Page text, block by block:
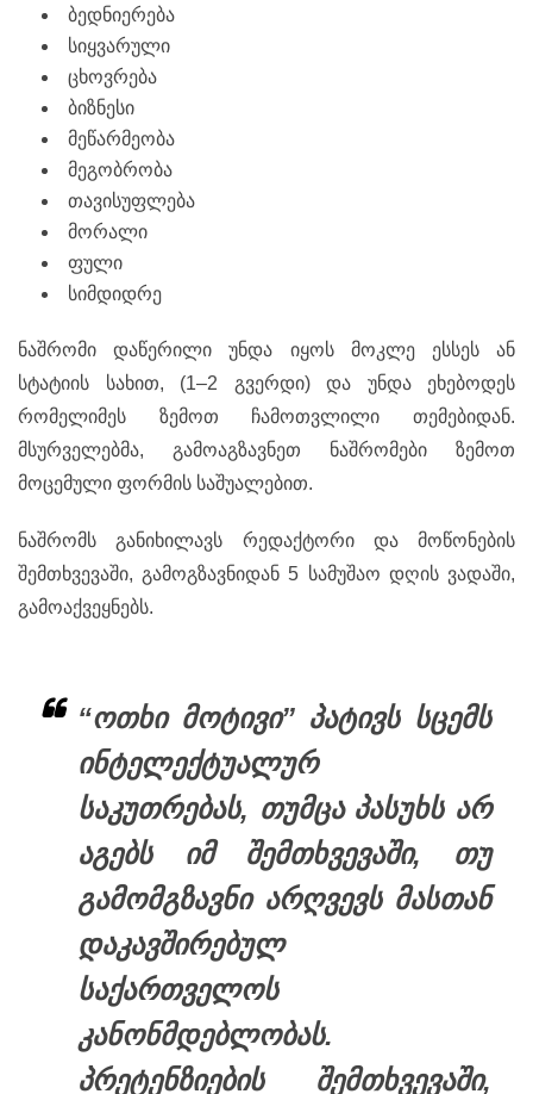
ბედნიერება
სიყვარული
ცხოვრება
ბიზნესი
მეწარმეობა
მეგობრობა
თავისუფლება
მორალი
ფული
სიმდიდრე
ნაშრომი დაწერილი უნდა იყოს მოკლე ესსეს ან
სტატიის სახით, (1–2 გვერდი) და უნდა ეხებოდეს
რომელიმეს ზემოთ ჩამოთვლილი თემებიდან.
მსურველებმა, გამოაგზავნეთ ნაშრომები ზემოთ
მოცემული ფორმის საშუალებით.
ნაშრომს განიხილავს რედაქტორი და მოწონების
შემთხვევაში, გამოგზავნიდან 5 სამუშაო დღის ვადაში,
გამოაქვეყნებს.
“ოთხი მოტივი” პატივს სცემს
ინტელექტუალურ
საკუთრებას, თუმცა პასუხს არ
აგებს იმ შემთხვევაში, თუ
გამომგზავნი არღვევს მასთან
დაკავშირებულ
საქართველოს
კანონმდებლობას.
პრეტენზიების შემთხვევაში,